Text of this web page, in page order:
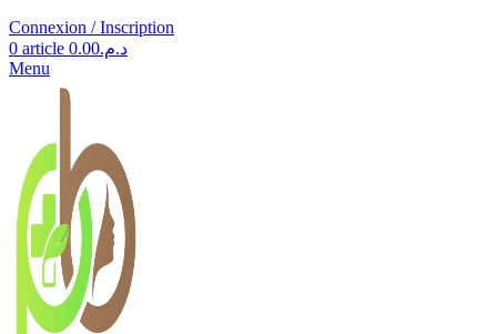
Connexion / Inscription
0 article د.م.0.00
Menu